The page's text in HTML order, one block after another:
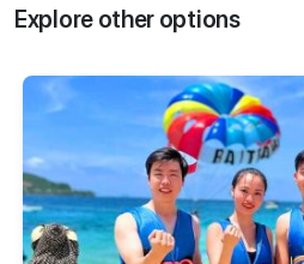
Explore other options